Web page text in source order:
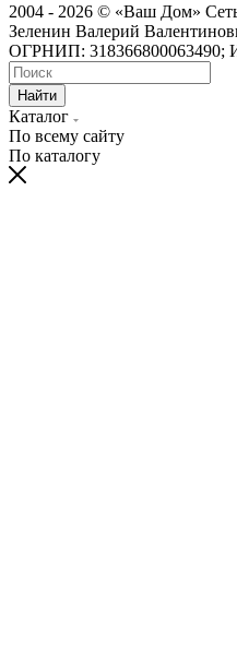
2004 - 2026 © «Ваш Дом»
Зеленин Валерий
ОГРНИП: 318366800063490;
Найти
Каталог
По всему сайту
По каталогу